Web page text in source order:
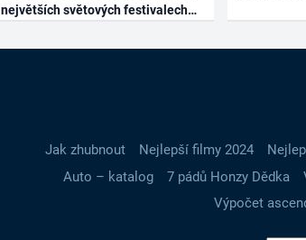
největších světových festivalech
Jak zhubnout Nejlepší filmy 2024
Auto – katalog
7 pádů Honzy Dědka
Výpočet